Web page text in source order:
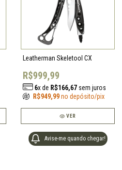
Leatherman Skeletool CX
R$999,99
6x de R$166,67sem juros
R$949,99no depósito/pix
VER
Avise-me quando chegar!